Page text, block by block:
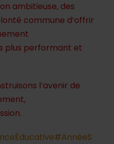
ambitieuse, des
commune d’offrir
plus performant et
l’avenir de
#AnnéeS